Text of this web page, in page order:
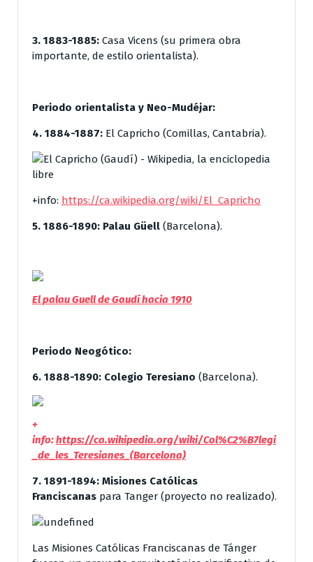
3. 1883-1885: Casa Vicens (su primera obra
importante, de estilo orientalista).
Periodo orientalista y Neo-Mudéjar:
4. 1884-1887: El Capricho (Comillas, Cantabria).
+info: https://ca.wikipedia.org/wiki/El_Capricho
5. 1886-1890: Palau Güell (Barcelona).
El palau Guell de Gaudí hacia 1910
Periodo Neogótico:
6. 1888-1890: Colegio Teresiano (Barcelona).
+
info:https://ca.wikipedia.org/wiki/Col%C2%B7legi
_de_les_Teresianes_(Barcelona)
7. 1891-1894: Misiones Católicas
Franciscanas para Tanger (proyecto no realizado).
Las Misiones Católicas Franciscanas de Tánger